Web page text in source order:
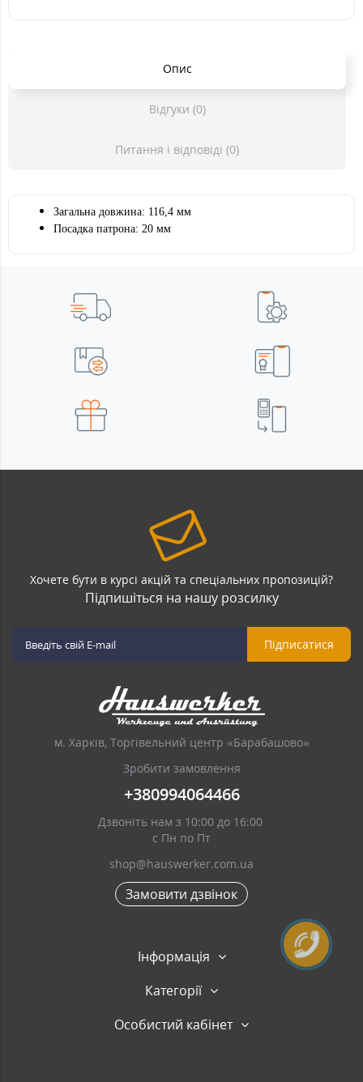
Опис
Відгуки (0)
Питання і відповіді (0)
Загальна довжина: 116,4 мм
Посадка патрона: 20 мм
Хочете бути в курсі акцій та спеціальних пропозицій?
Підпишіться на нашу розсилку
Підписатися
м. Харків, Торгівельний центр «Барабашово»
Зробити замовлення
+380994064466
Дзвоніть нам з 10:00 до 16:00
с Пн по Пт
shop@hauswerker.com.ua
Замовити дзвінок
Інформація
Категорії
Особистий кабінет